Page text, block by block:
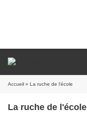
Accueil » La ruche de l'école
La ruche de l'école